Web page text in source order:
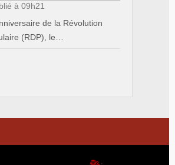
à 09h21
de la Révolution
(RDP), le…